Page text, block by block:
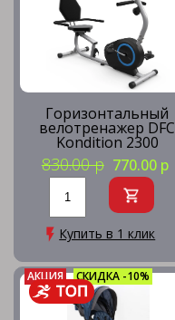
Горизонтальный
велотренажер DFC
Kondition 2300
830.00 р 770.00 р
Купить в 1 клик
АКЦИЯ СКИДКА -10%